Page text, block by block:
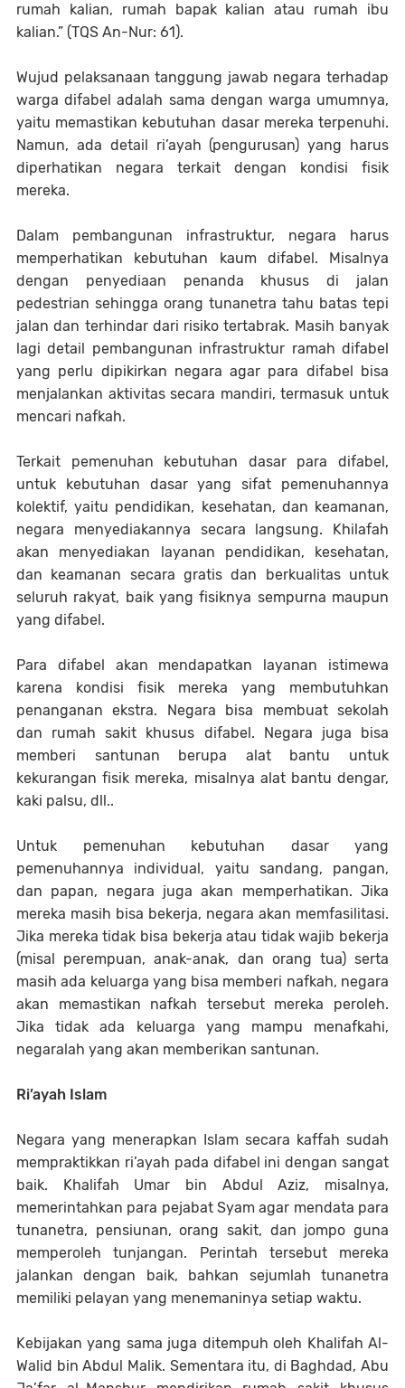
rumah kalian, rumah bapak kalian atau rumah ibu
kalian.” (TQS An-Nur: 61).
Wujud pelaksanaan tanggung jawab negara terhadap
warga difabel adalah sama dengan warga umumnya,
yaitu memastikan kebutuhan dasar mereka terpenuhi.
Namun, ada detail ri’ayah (pengurusan) yang harus
diperhatikan negara terkait dengan kondisi fisik
mereka.
Dalam pembangunan infrastruktur, negara harus
memperhatikan kebutuhan kaum difabel. Misalnya
dengan penyediaan penanda khusus di jalan
pedestrian sehingga orang tunanetra tahu batas tepi
jalan dan terhindar dari risiko tertabrak. Masih banyak
lagi detail pembangunan infrastruktur ramah difabel
yang perlu dipikirkan negara agar para difabel bisa
menjalankan aktivitas secara mandiri, termasuk untuk
mencari nafkah.
Terkait pemenuhan kebutuhan dasar para difabel,
untuk kebutuhan dasar yang sifat pemenuhannya
kolektif, yaitu pendidikan, kesehatan, dan keamanan,
negara menyediakannya secara langsung. Khilafah
akan menyediakan layanan pendidikan, kesehatan,
dan keamanan secara gratis dan berkualitas untuk
seluruh rakyat, baik yang fisiknya sempurna maupun
yang difabel.
Para difabel akan mendapatkan layanan istimewa
karena kondisi fisik mereka yang membutuhkan
penanganan ekstra. Negara bisa membuat sekolah
dan rumah sakit khusus difabel. Negara juga bisa
memberi santunan berupa alat bantu untuk
kekurangan fisik mereka, misalnya alat bantu dengar,
kaki palsu, dll..
Untuk pemenuhan kebutuhan dasar yang
pemenuhannya individual, yaitu sandang, pangan,
dan papan, negara juga akan memperhatikan. Jika
mereka masih bisa bekerja, negara akan memfasilitasi.
Jika mereka tidak bisa bekerja atau tidak wajib bekerja
(misal perempuan, anak-anak, dan orang tua) serta
masih ada keluarga yang bisa memberi nafkah, negara
akan memastikan nafkah tersebut mereka peroleh.
Jika tidak ada keluarga yang mampu menafkahi,
negaralah yang akan memberikan santunan.
Ri’ayah Islam
Negara yang menerapkan Islam secara kaffah sudah
mempraktikkan ri’ayah pada difabel ini dengan sangat
baik. Khalifah Umar bin Abdul Aziz, misalnya,
memerintahkan para pejabat Syam agar mendata para
tunanetra, pensiunan, orang sakit, dan jompo guna
memperoleh tunjangan. Perintah tersebut mereka
jalankan dengan baik, bahkan sejumlah tunanetra
memiliki pelayan yang menemaninya setiap waktu.
Kebijakan yang sama juga ditempuh oleh Khalifah Al-
Walid bin Abdul Malik. Sementara itu, di Baghdad, Abu